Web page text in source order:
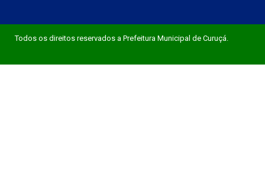
Todos os direitos reservados a Prefeitura Municipal de Curuçá.